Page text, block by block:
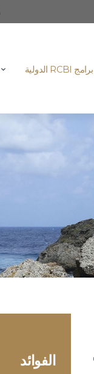
برامج RCBI الدولية
الفوائد